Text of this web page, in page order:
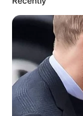
Camera